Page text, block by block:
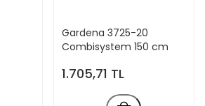
Gardena 3725-20
Combisystem 150 cm
1.705,71 TL